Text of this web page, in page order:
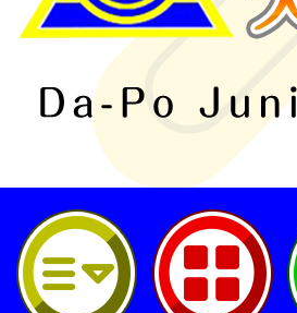
桃園市立大坡國民中學